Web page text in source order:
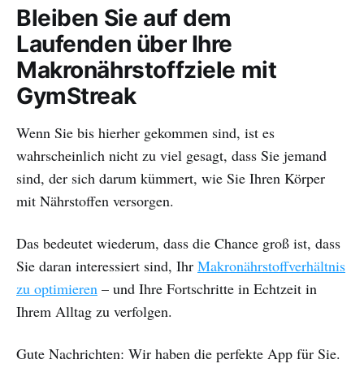
Bleiben Sie auf dem
Laufenden über Ihre
Makronährstoffziele mit
GymStreak
Wenn Sie bis hierher gekommen sind, ist es
wahrscheinlich nicht zu viel gesagt, dass Sie jemand
sind, der sich darum kümmert, wie Sie Ihren Körper
mit Nährstoffen versorgen.
Das bedeutet wiederum, dass die Chance groß ist, dass
Sie daran interessiert sind, Ihr Makronährstoffverhältnis
zu optimieren – und Ihre Fortschritte in Echtzeit in
Ihrem Alltag zu verfolgen.
Gute Nachrichten: Wir haben die perfekte App für Sie.